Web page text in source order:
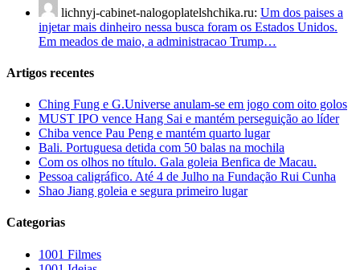
lichnyj-cabinet-nalogoplatelshchika.ru: Um dos paises a
injetar mais dinheiro nessa busca foram os Estados Unidos.
Em meados de maio, a administracao Trump…
Artigos recentes
Ching Fung e G.Universe anulam-se em jogo com oito golos
MUST IPO vence Hang Sai e mantém perseguição ao líder
Chiba vence Pau Peng e mantém quarto lugar
Bali. Portuguesa detida com 50 balas na mochila
Com os olhos no título. Gala goleia Benfica de Macau.
Pessoa caligráfico. Até 4 de Julho na Fundação Rui Cunha
Shao Jiang goleia e segura primeiro lugar
Categorias
1001 Filmes